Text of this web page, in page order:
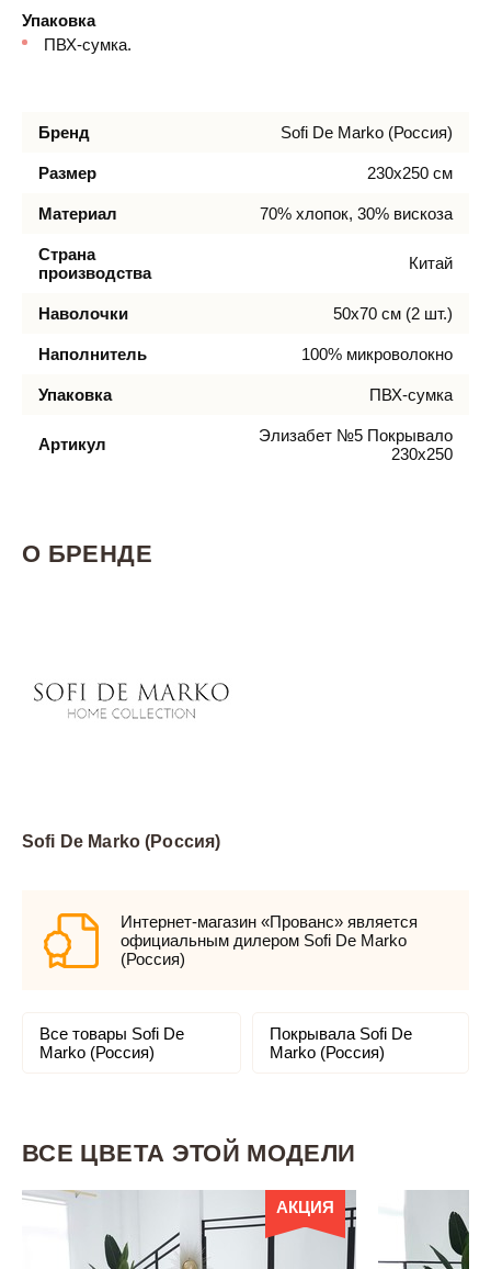
Упаковка
ПВХ-сумка.
Бренд Sofi De Marko (Россия)
Размер 230х250 см
Материал 70% хлопок, 30% вискоза
Страна
производства
Китай
Наволочки 50х70 см (2 шт.)
Наполнитель 100% микроволокно
Упаковка ПВХ-сумка
Артикул
Элизабет №5 Покрывало
230х250
О БРЕНДЕ
Sofi De Marko (Россия)
Интернет-магазин «Прованс» является
официальным дилером Sofi De Marko
(Россия)
Все товары Sofi De
Marko (Россия)
Покрывала Sofi De
Marko (Россия)
ВСЕ ЦВЕТА ЭТОЙ МОДЕЛИ
АКЦИЯ